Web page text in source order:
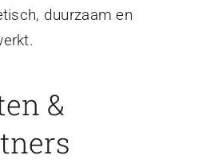
duurzaam en
&